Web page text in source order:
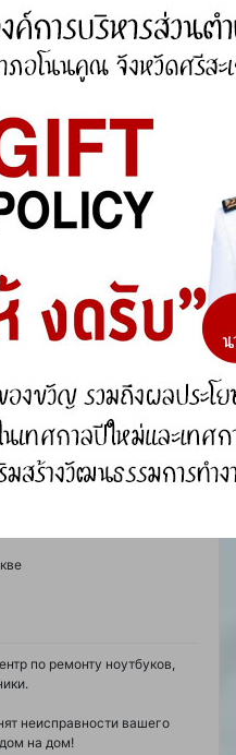
по ремонту ноутбуков,
выездом
неисправности вашего
на дом!
по ремонту сотовых
устройств.
неисправности вашего
на дом!
по ремонту ноутбуков,
неисправности вашего
на дом!